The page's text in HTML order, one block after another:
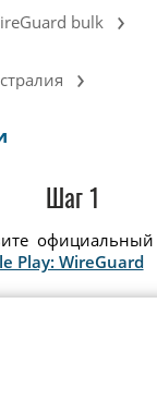
bulk ›
›
Шаг 1
Play: WireGuard